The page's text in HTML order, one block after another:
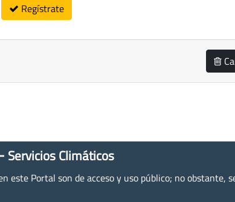
Regístrate
Servicios Climáticos
este Portal son de acceso y uso público; no obstante,